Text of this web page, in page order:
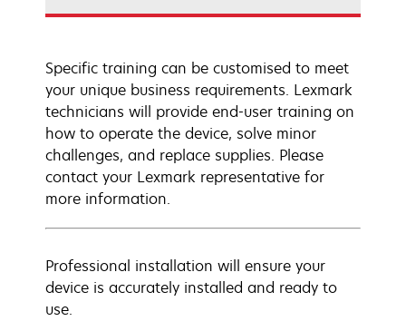
Specific training can be customised to meet
your unique business requirements. Lexmark
technicians will provide end-user training on
how to operate the device, solve minor
challenges, and replace supplies. Please
contact your Lexmark representative for
more information.
Professional installation will ensure your
device is accurately installed and ready to
use.